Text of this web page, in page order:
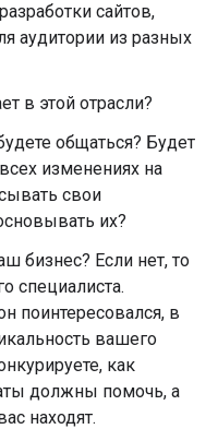
сайтов,
аудитории из разных
в этой отрасли?
общаться? Будет
изменениях на
свои
их?
бизнес? Если нет, то
специалиста.
поинтересовался, в
вашего
как
должны помочь, а
находят.